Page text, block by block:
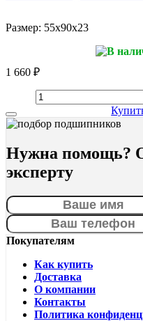
Размер: 55x90x23
1 660 ₽
Нужна помощь?
эксперту
Покупателям
Как купить
Доставка
О компании
Контакты
Политика